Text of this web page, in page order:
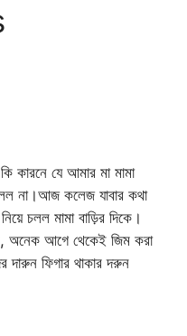
যে আমার মা মামা
না।আজ কলেজ যাবার কথা
চলল মামা বাড়ির দিকে।
অনেক আগে থেকেই জিম করা
দারুন ফিগার থাকার দরুন